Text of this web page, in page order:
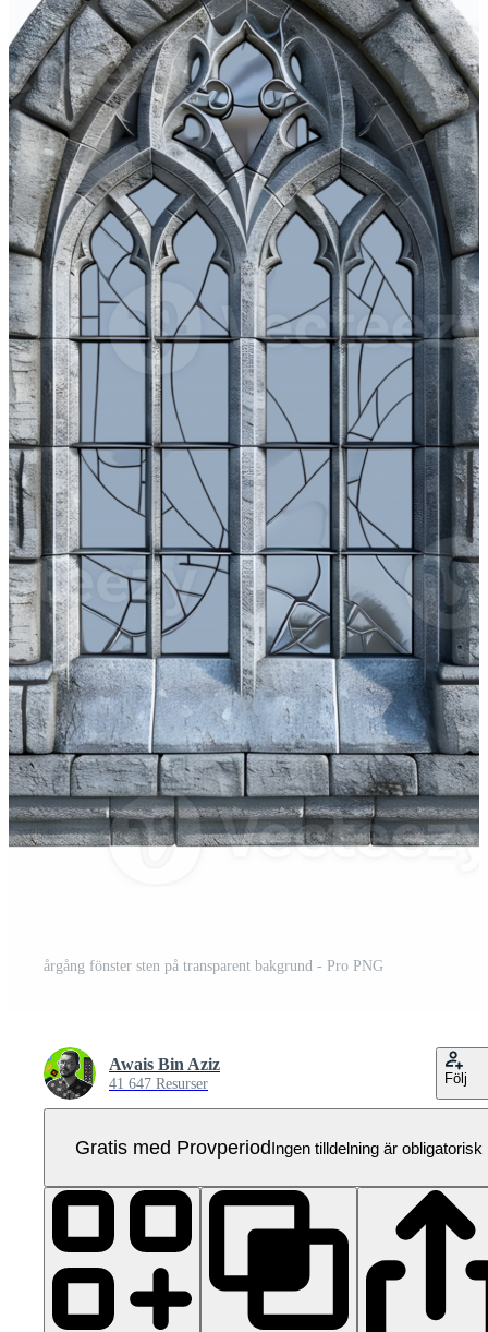
årgång fönster sten på transparent bakgrund - Pro PNG
Awais Bin Aziz
41 647 Resurser Följ
Gratis med ProvperiodIngen tilldelning är obligatorisk